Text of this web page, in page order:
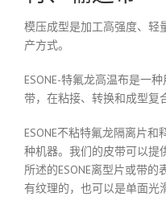
模压成型是加工高强度、轻
产方式。
ESONE-特氟龙高温布是一
带，在粘接、转换和成型复
ESONE不粘特氟龙隔离片
种机器。我们的皮带可以提
所述的ESONE离型片或带
有纹理的，也可以是单面光